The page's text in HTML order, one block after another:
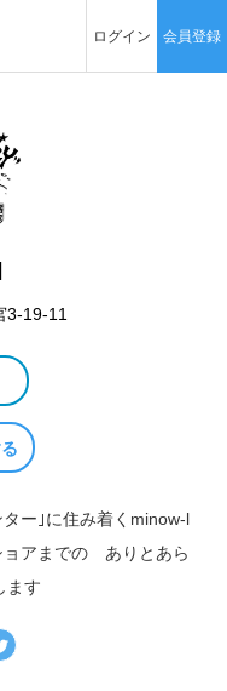
ログイン 会員登録
3-19-11
ー｣に住み着くminow-l
アまでの ありとあら
ます